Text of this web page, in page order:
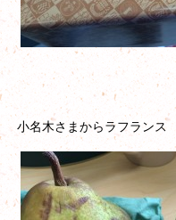
小名木さまからラフランス